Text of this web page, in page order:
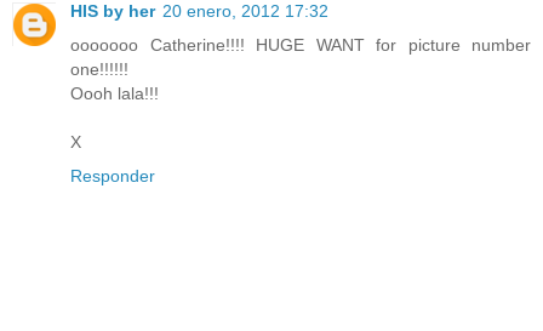
HIS by her 20 enero, 2012 17:32
ooooooo Catherine!!!! HUGE WANT for picture number
one!!!!!!
Oooh lala!!!
X
Responder